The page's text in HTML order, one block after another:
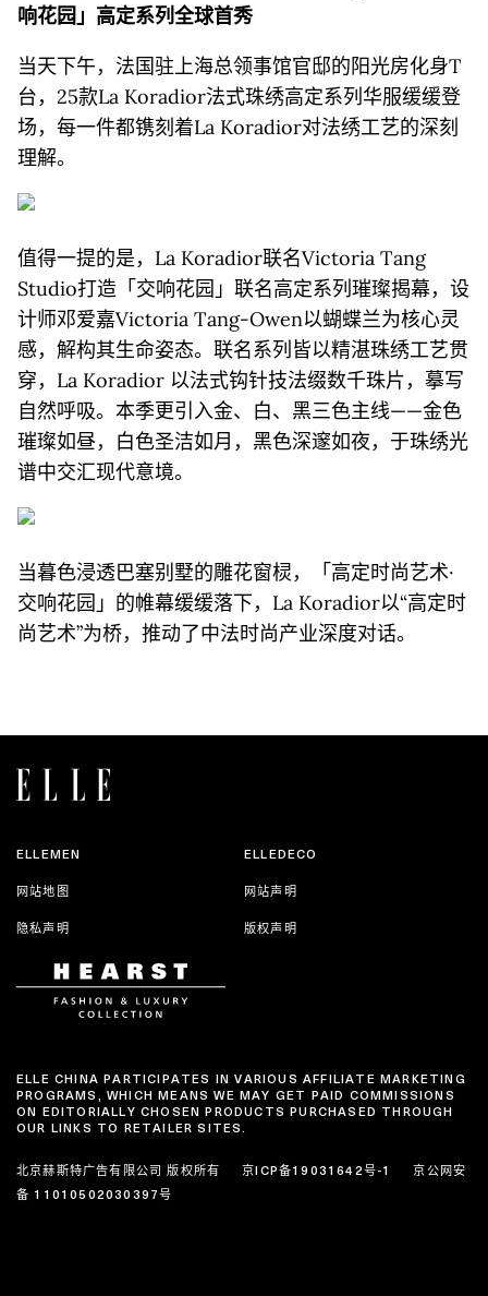
响花园」高定系列全球首秀
当天下午，法国驻上海总领事馆官邸的阳光房化身T
台，25款La Koradior法式珠绣高定系列华服缓缓登
场，每一件都镌刻着La Koradior对法绣工艺的深刻
理解。
值得一提的是，La Koradior联名Victoria Tang
Studio打造「交响花园」联名高定系列璀璨揭幕，设
计师邓爱嘉Victoria Tang-Owen以蝴蝶兰为核心灵
感，解构其生命姿态。联名系列皆以精湛珠绣工艺贯
穿，La Koradior 以法式钩针技法缀数千珠片，摹写
自然呼吸。本季更引入金、白、黑三色主线——金色
璀璨如昼，白色圣洁如月，黑色深邃如夜，于珠绣光
谱中交汇现代意境。
当暮色浸透巴塞别墅的雕花窗棂，「高定时尚艺术·
交响花园」的帷幕缓缓落下，La Koradior以“高定时
尚艺术”为桥，推动了中法时尚产业深度对话。
ELLEMEN ELLEDECO
网站地图 网站声明
隐私声明 版权声明
ELLE CHINA PARTICIPATES IN VARIOUS AFFILIATE MARKETING
PROGRAMS, WHICH MEANS WE MAY GET PAID COMMISSIONS
ON EDITORIALLY CHOSEN PRODUCTS PURCHASED THROUGH
OUR LINKS TO RETAILER SITES.
北京赫斯特广告有限公司 版权所有 京ICP备19031642号-1
京公网安
备 11010502030397号